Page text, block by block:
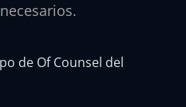
de Of Counsel del